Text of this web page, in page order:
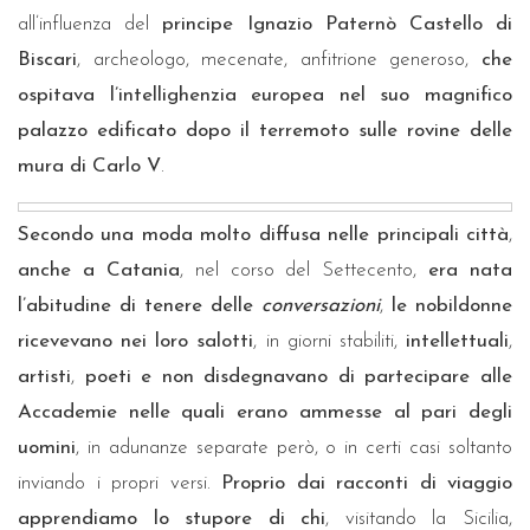
all’influenza del principe Ignazio Paternò Castello di
Biscari, archeologo, mecenate, anfitrione generoso, che
ospitava l’intellighenzia europea nel suo magnifico
palazzo edificato dopo il terremoto sulle rovine delle
mura di Carlo V.
Secondo una moda molto diffusa nelle principali città,
anche a Catania, nel corso del Settecento, era nata
l’abitudine di tenere delle conversazioni,
le nobildonne
ricevevano nei loro salotti, in giorni stabiliti, intellettuali,
artisti, poeti e non disdegnavano di partecipare alle
Accademie nelle quali erano ammesse al pari degli
uomini, in adunanze separate però, o in certi casi soltanto
inviando i propri versi.
Proprio dai racconti di viaggio
apprendiamo lo stupore di chi, visitando la Sicilia,